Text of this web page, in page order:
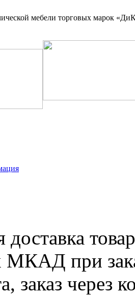
мебели торговых марок
доставка
МКАД при
заказ через